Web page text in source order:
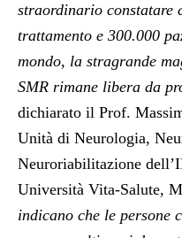
straordinario constatare
trattamento e 300.000
mondo, la stragrande
SMR rimane libera da
dichiarato il Prof.
Unità di Neurologia,
Neuroriabilitazione
Università Vita-Salute,
indicano che le persone